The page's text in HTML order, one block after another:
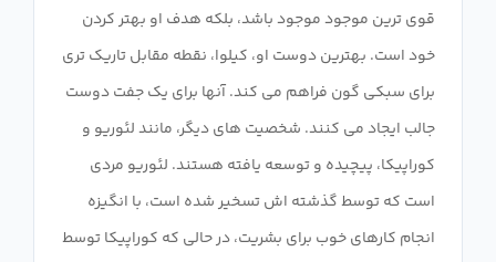
قوی ترین موجود موجود باشد، بلکه هدف او بهتر کردن
خود است. بهترین دوست او، کیلوا، نقطه مقابل تاریک تری
برای سبکی گون فراهم می کند. آنها برای یک جفت دوست
جالب ایجاد می کنند. شخصیت های دیگر، مانند لئوریو و
کوراپیکا، پیچیده و توسعه یافته هستند. لئوریو مردی
است که توسط گذشته اش تسخیر شده است، با انگیزه
انجام کارهای خوب برای بشریت، در حالی که کوراپیکا توسط